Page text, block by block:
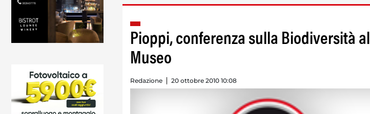
Pioppi, conferenza sulla Biodiversità al
Museo
Redazione 20 ottobre 2010 10:08